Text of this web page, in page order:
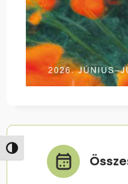
Nagy kontraszt váltása